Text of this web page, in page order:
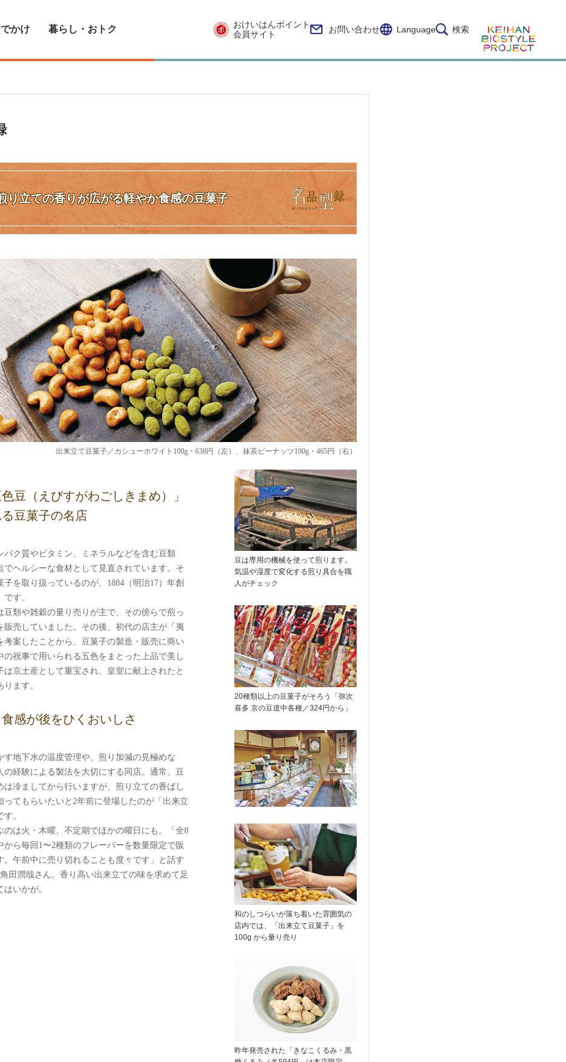
かけ 暮らし・おトク
おけいはんポイント
会員サイト
お問い合わせ Language 検索
り立ての香りが広がる軽やか食感の豆菓子
出来立て豆菓子／カシューホワイト100g・638円（左）、抹茶ピーナッツ100g・465円（右）
色豆（えびすがわごしきまめ）」
豆菓子の名店
パク質やビタミン、ミネラルなどを含む豆類
でヘルシーな食材として見直されています。そ
子を取り扱っているのが、1884（明治17）年創
す。
類や雑穀の量り売りが主で、その傍らで煎っ
販売していました。その後、初代の店主が「夷
考案したことから、豆菓子の製造・販売に商い
の祝事で用いられる五色をまとった上品で美し
は京土産として重宝され、皇室に献上されたと
ます。
感が後をひくおいしさ
す地下水の温度管理や、煎り加減の見極めな
の経験による製法を大切にする同店。通常、豆
は冷ましてから行いますが、煎り立ての香ばし
ってもらいたいと2年前に登場したのが「出来立
。
は火・木曜、不定期でほかの曜日にも。「全8
から毎回1〜2種類のフレーバーを数量限定で販
。午前中に売り切れることも度々です」と話す
田潤哉さん。香り高い出来立ての味を求めて足
いかが。
豆は専用の機械を使って煎ります。
気温や湿度で変化する煎り具合を職
人がチェック
20種類以上の豆菓子がそろう「弥次
喜多 京の豆道中各種／324円から」
和のしつらいが落ち着いた雰囲気の
店内では、「出来立て豆菓子」を
100g から量り売り
昨年発売された「きなこくるみ・黒